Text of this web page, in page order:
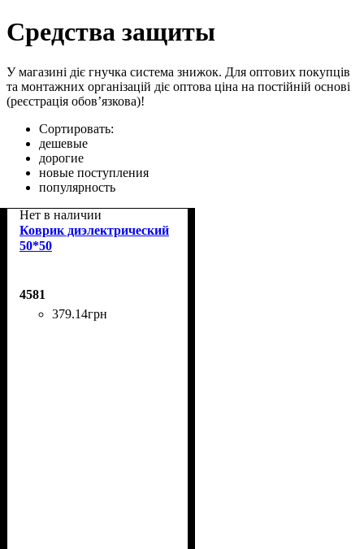
Средства защиты
У магазині діє гнучка система знижок. Для оптових покупців
та монтажних організацій діє оптова ціна на постійній основі
(реєстрація обов’язкова)!
Сортировать:
дешевые
дорогие
новые поступления
популярность
Нет в наличии
Коврик диэлектрический
50*50
4581
379.14грн